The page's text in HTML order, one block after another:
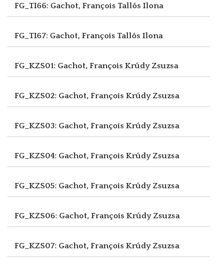
FG_TI66: Gachot, François Tallós Ilona
FG_TI67: Gachot, François Tallós Ilona
FG_KZS01: Gachot, François Krúdy Zsuzsa
FG_KZS02: Gachot, François Krúdy Zsuzsa
FG_KZS03: Gachot, François Krúdy Zsuzsa
FG_KZS04: Gachot, François Krúdy Zsuzsa
FG_KZS05: Gachot, François Krúdy Zsuzsa
FG_KZS06: Gachot, François Krúdy Zsuzsa
FG_KZS07: Gachot, François Krúdy Zsuzsa